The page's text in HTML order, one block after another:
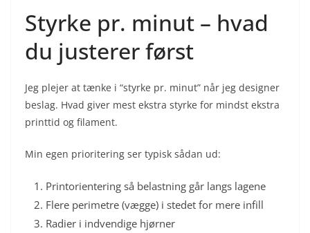
Styrke pr. minut – hvad
du justerer først
Jeg plejer at tænke i “styrke pr. minut” når jeg designer
beslag. Hvad giver mest ekstra styrke for mindst ekstra
printtid og filament.
Min egen prioritering ser typisk sådan ud:
Printorientering så belastning går langs lagene
Flere perimetre (vægge) i stedet for mere infill
Radier i indvendige hjørner